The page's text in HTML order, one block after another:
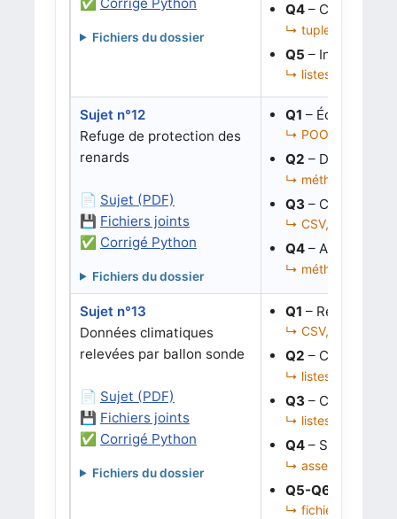
Fichiers du dossier
Q4 – Corriger
↳ tuples, tri ou
Q5 – Interpréter
↳ listes, plus
Sujet n°12
Refuge de protection des
renards
📄 Sujet (PDF)
💾 Fichiers joints
✅ Corrigé Python
Fichiers du dossier
Q1 – Écrire le
↳ POO, classe,
Q2 – Définir une
↳ méthode
Q3 – Corriger
↳ CSV,
Q4 – Analyser la
↳ méthodes, listes
Sujet n°13
Données climatiques
relevées par ballon sonde
📄 Sujet (PDF)
💾 Fichiers joints
✅ Corrigé Python
Fichiers du dossier
Q1 – Récupérer
↳ CSV, listes
Q2 – Convertir
↳ listes, boucle,
Q3 – Chercher
↳ listes, minimum,
Q4 – Sécuriser
↳ assertions,
Q5-Q6
↳ fichiers texte,